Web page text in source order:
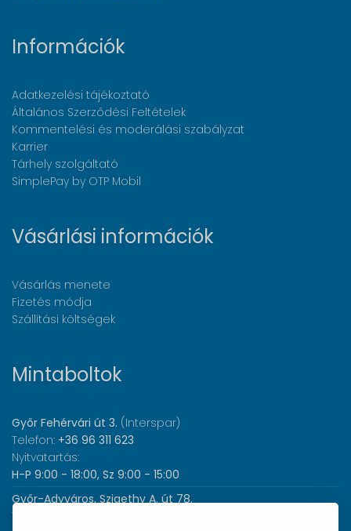
Információk
Adatkezelési tájékoztató
Általános Szerződési Feltételek
Kommentelési és moderálási szabályzat
Karrier
Tárhely szolgáltató
SimplePay by OTP Mobil
Vásárlási információk
Vásárlás menete
Fizetés módja
Szállítási költségek
Mintaboltok
Győr Fehérvári út 3. (Interspar)
Telefon: +36 96 311 623
Nyitvatartás:
H-P 9:00 - 18:00, Sz 9:00 - 15:00
Győr-Adyváros, Szigethy A. út 78.
Telefon: